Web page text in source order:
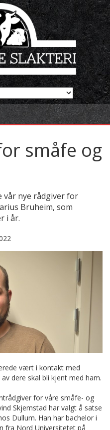
småfe og
vår nye rådgiver for
Bruheim, som
i år.
vært i kontakt med
dere skal bli kjent med ham.
for våre småfe- og
Skjemstad har valgt å satse
Dullum. Han har bachelor i
fra Nord Universitetet på